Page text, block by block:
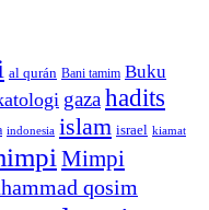
al qurán Bani tamim Buku
gazahadits
indonesia islam israel kiamat
Mimpi
qosim